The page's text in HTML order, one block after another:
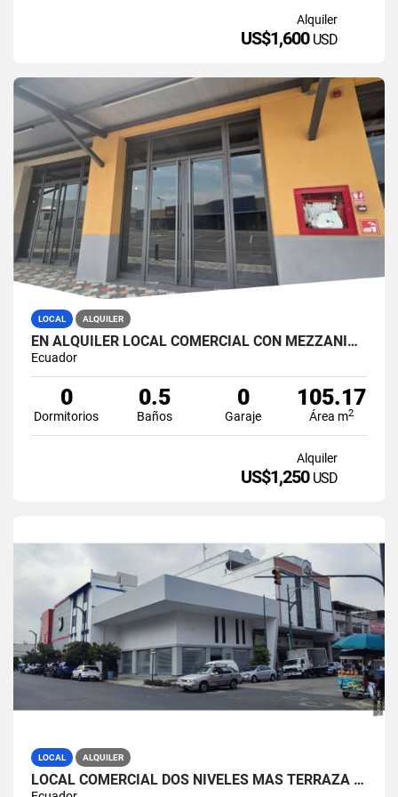
Alquiler
US$1,600 USD
LOCAL ALQUILER
EN ALQUILER LOCAL COMERCIAL CON MEZZANINE ALMAX CENTER (JKCAL)
Ecuador
0
Dormitorios
0.5
Baños
0
Garaje
105.17
Área m2
Alquiler
US$1,250 USD
LOCAL ALQUILER
LOCAL COMERCIAL DOS NIVELES MÁS TERRAZA CALLE AYACUCHO